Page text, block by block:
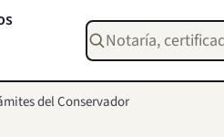
Buscar notarías,
del Conservador